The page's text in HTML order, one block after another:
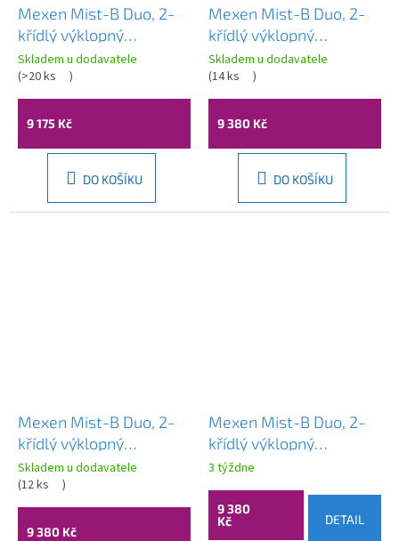
Mexen Mist-B Duo, 2-
křídlý ​​výklopný
sprchový kout 95 x 90
cm, čiré sklo, černý
profil, 8A2-095-090-
70-00
Skladem u dodavatele
(>20 ks )
9 175 Kč
DO KOŠÍKU
Mexen Mist-B Duo, 2-
křídlý ​​výklopný
sprchový kout 95 x 85
cm, čiré sklo, zlatý
matný profil, 8A2-095-
085-55-00
Skladem u dodavatele
(14 ks )
9 380 Kč
DO KOŠÍKU
Mexen Mist-B Duo, 2-
křídlý ​​výklopný
sprchový kout 95 x 85
cm, čiré sklo, zlatý
lesklý profil, 8A2-095-
085-50-00
Skladem u dodavatele
(12 ks )
9 380 Kč
Mexen Mist-B Duo, 2-
křídlý ​​výklopný
sprchový kout 95 x 85
cm, čiré sklo, měděný
matný profil, 8A2-095-
085-65-00
3 týždne
9 380
Kč
DETAIL